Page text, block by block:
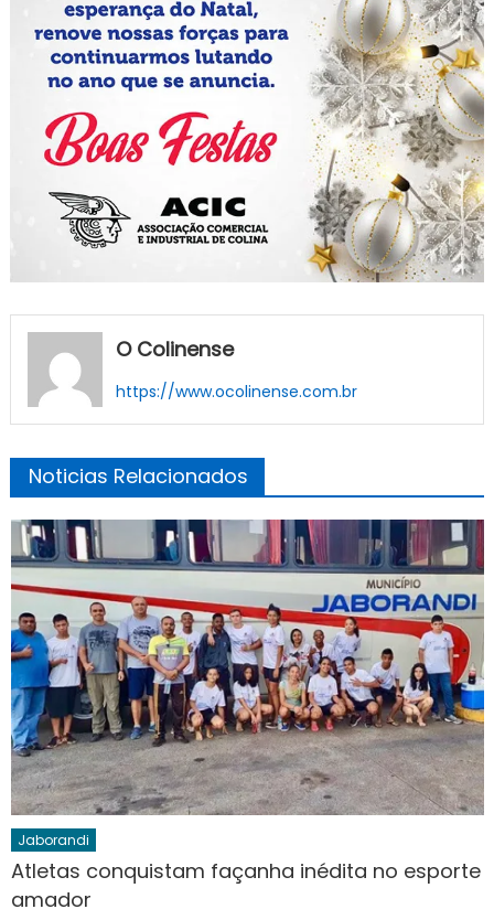
O Colinense
https://www.ocolinense.com.br
Noticias Relacionados
Jaborandi
Atletas conquistam façanha inédita no esporte
amador